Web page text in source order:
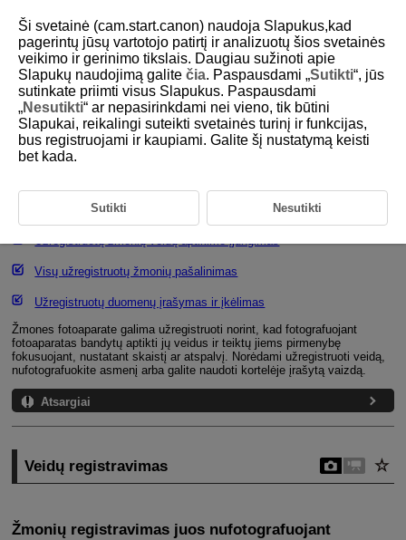
D375-127
Žmonių registravimas siekiant
teikti pirmenybę
Užregistruotų žmonių pirmenybės keitimas arba pašalinimas
Visų užregistruotų žmonių pašalinimas
Užregistruotų duomenų įrašymas ir įkėlimas
Žmones fotoaparate galima užregistruoti norint, kad fotografuojant
fotoaparatas bandytų aptikti jų veidus ir teiktų jiems pirmenybę
fokusuojant, nustatant skaistį ar atspalvį. Norėdami užregistruoti veidą,
nufotografuokite asmenį arba galite naudoti kortelėje įrašytą vaizdą.
Atsargiai
Veidų registravimas
Žmonių registravimas juos nufotografuojant
Ši svetainė (cam.start.canon) naudoja Slapukus,kad
pagerintų jūsų vartotojo patirtį ir analizuotų šios svetainės
veikimo ir gerinimo tikslais. Daugiau sužinoti apie
Slapukų naudojimą galite čia. Paspausdami „Sutikti“, jūs
sutinkate priimti visus Slapukus. Paspausdami
„Nesutikti“ ar nepasirinkdami nei vieno, tik būtini
Slapukai, reikalingi suteikti svetainės turinį ir funkcijas,
bus registruojami ir kaupiami. Galite šį nustatymą keisti
bet kada.
Sutikti Nesutikti